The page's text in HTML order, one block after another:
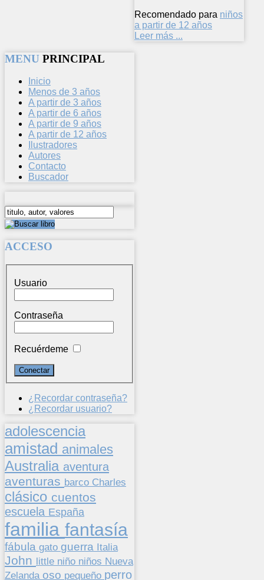
Recomendado para niños
a partir de 12 años
Leer más ...
MENU PRINCIPAL
Inicio
Menos de 3 años
A partir de 3 años
A partir de 6 años
A partir de 9 años
A partir de 12 años
Ilustradores
Autores
Contacto
Buscador
ACCESO
Usuario
Contraseña
Recuérdeme
¿Recordar contraseña?
¿Recordar usuario?
adolescencia
amistad animales
Australia aventura
aventuras barco Charles
clásico cuentos
escuela España
familia fantasía
fábula gato guerra Italia
John little niño niños Nueva
Zelanda oso pequeño perro